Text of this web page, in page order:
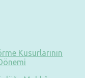
Kusurlarının